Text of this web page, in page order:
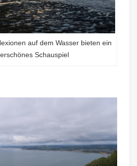
auf dem Wasser bieten ein
Schauspiel